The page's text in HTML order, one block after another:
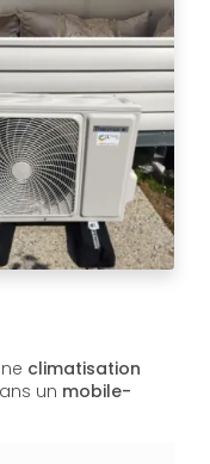
climatisation
un mobile-